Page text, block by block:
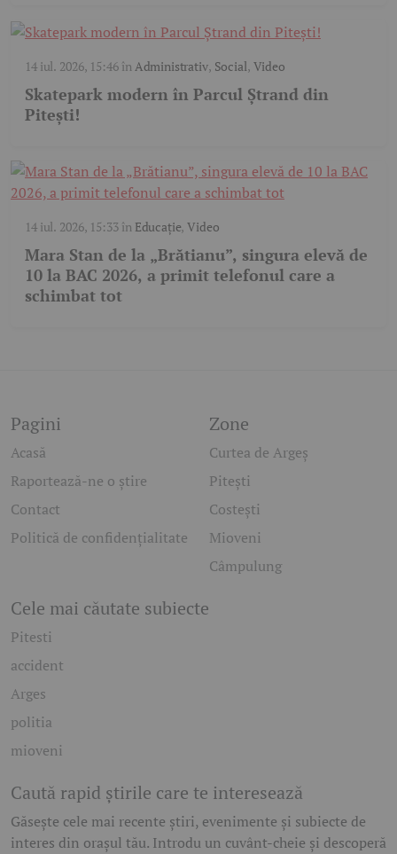
14 iul. 2026, 15:46în Administrativ, Social, Video
Skatepark modern în Parcul Ștrand din
Pitești!
14 iul. 2026, 15:33în Educație,Video
Mara Stan de la „Brătianu”, singura elevă de
10 la BAC 2026, a primit telefonul care a
schimbat tot
Pagini
Acasă
Raportează-ne o știre
Contact
Politică de confidențialitate
Zone
Curtea de Argeș
Pitești
Costești
Mioveni
Câmpulung
Cele mai căutate subiecte
Pitesti
accident
Arges
politia
mioveni
Caută rapid știrile care te interesează
Găsește cele mai recente știri, evenimente și subiecte de
interes din orașul tău. Introdu un cuvânt-cheie și descoperă